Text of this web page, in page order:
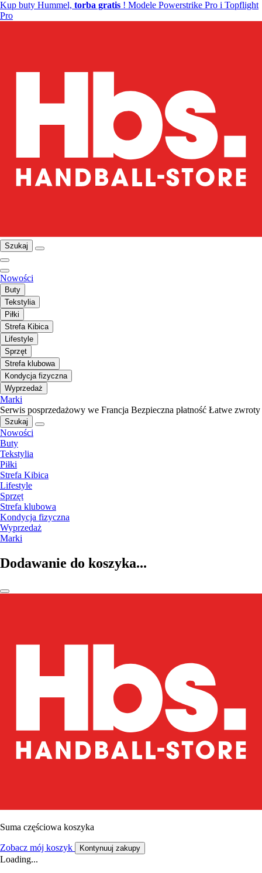
Kup buty Hummel, torba gratis ! Modele Powerstrike Pro i Topflight
Pro
Szukaj
Nowości
Buty
Tekstylia
Piłki
Strefa Kibica
Lifestyle
Sprzęt
Strefa klubowa
Kondycja fizyczna
Wyprzedaż
Marki
Serwis posprzedażowy we Francja Bezpieczna płatność Łatwe zwroty
Szukaj
Nowości
Buty
Tekstylia
Piłki
Strefa Kibica
Lifestyle
Sprzęt
Strefa klubowa
Kondycja fizyczna
Wyprzedaż
Marki
Dodawanie do koszyka...
Suma częściowa koszyka
Zobacz mój koszyk Kontynuuj zakupy
Loading...